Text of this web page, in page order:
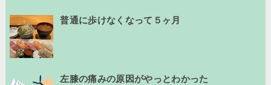
普通に歩けなくなって５ヶ月
左膝の痛みの原因がやっとわかった